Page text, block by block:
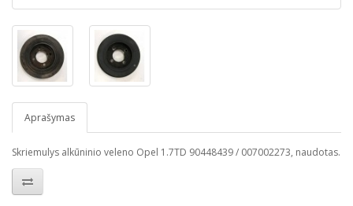
Aprašymas
Skriemulys alkūninio veleno Opel 1.7TD 90448439 / 007002273, naudotas.